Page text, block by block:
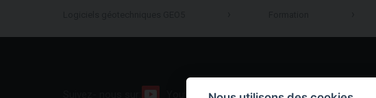
Facebook LinkedIn